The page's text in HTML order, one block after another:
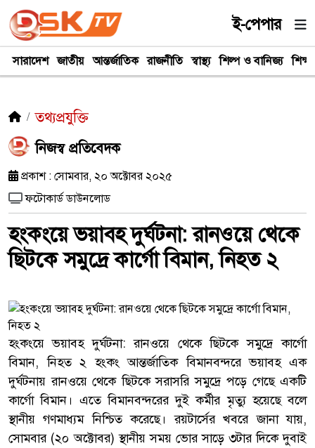
ই-পেপার
সারাদেশ জাতীয় আন্তর্জাতিক রাজনীতি স্বাস্থ্য শিল্প ও বানিজ্য শিক্ষা
তথ্যপ্রযুক্তি
নিজস্ব প্রতিবেদক
প্রকাশ : সোমবার, ২০ অক্টোবর ২০২৫
ফটোকার্ড ডাউনলোড
হংকংয়ে ভয়াবহ দুর্ঘটনা: রানওয়ে থেকে
ছিটকে সমুদ্রে কার্গো বিমান, নিহত ২
হংকংয়ে ভয়াবহ দুর্ঘটনা: রানওয়ে থেকে ছিটকে সমুদ্রে কার্গো
বিমান, নিহত ২ হংকং আন্তর্জাতিক বিমানবন্দরে ভয়াবহ এক
দুর্ঘটনায় রানওয়ে থেকে ছিটকে সরাসরি সমুদ্রে পড়ে গেছে একটি
কার্গো বিমান। এতে বিমানবন্দরের দুই কর্মীর মৃত্যু হয়েছে বলে
স্থানীয় গণমাধ্যম নিশ্চিত করেছে। রয়টার্সের খবরে জানা যায়,
সোমবার (২০ অক্টোবর) স্থানীয় সময় ভোর সাড়ে ৩টার দিকে দুবাই